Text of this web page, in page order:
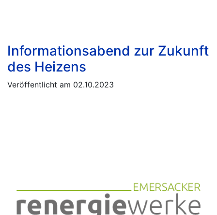
Informationsabend zur Zukunft
des Heizens
Veröffentlicht am 02.10.2023